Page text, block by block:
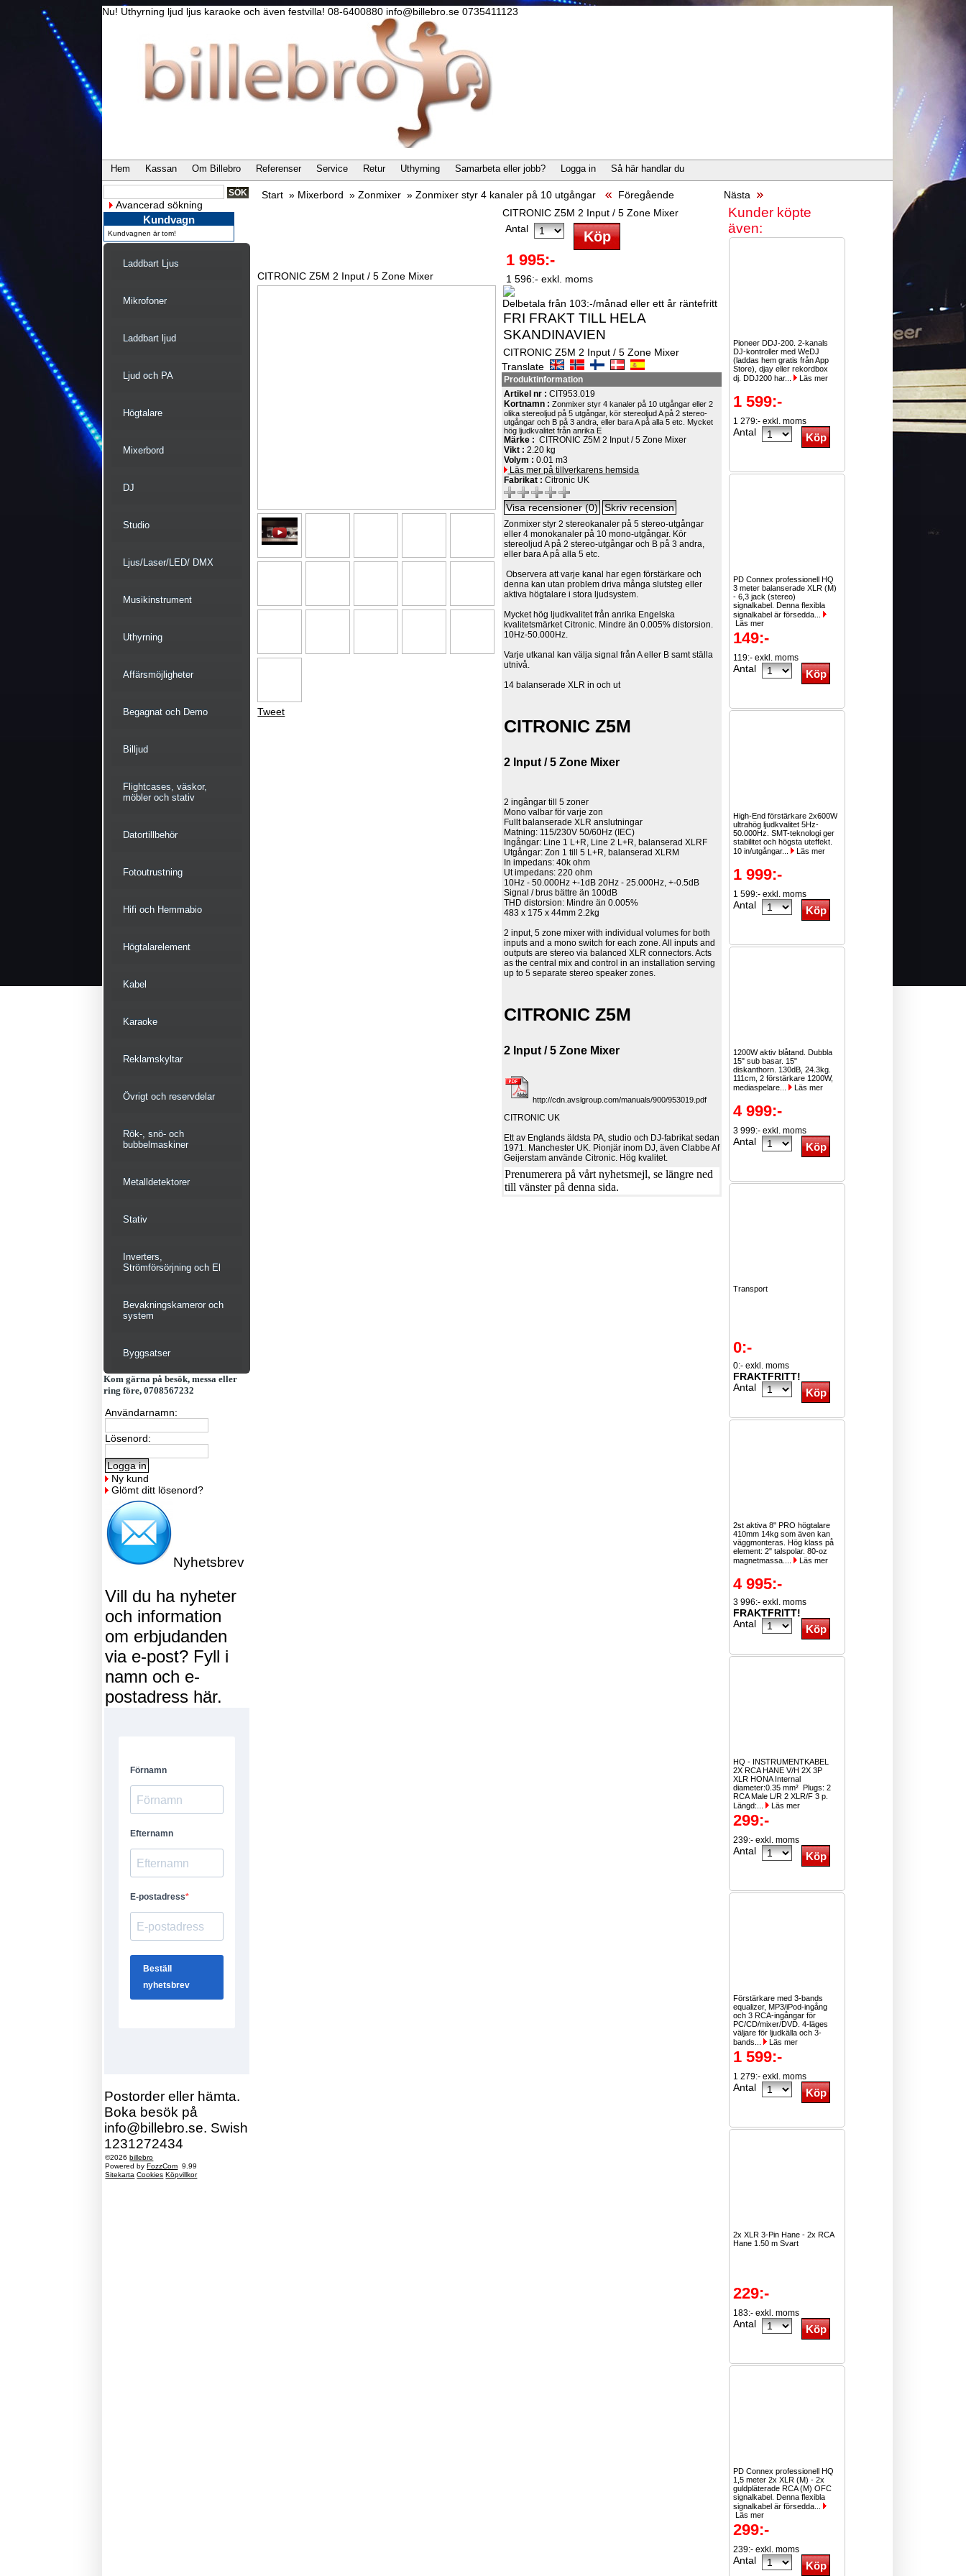
Nu! Uthyrning ljud ljus karaoke och även festvilla! 08-6400880 info@billebro.se 0735411123
Hem Kassan Om Billebro Referenser Service Retur Uthyrning Samarbeta eller jobb? Logga in Så här handlar du
Avancerad sökning
Kundvagn
Kundvagnen är tom!
Laddbart Ljus
Mikrofoner
Laddbart ljud
Ljud och PA
Högtalare
Mixerbord
DJ
Studio
Ljus/Laser/LED/ DMX
Musikinstrument
Uthyrning
Affärsmöjligheter
Begagnat och Demo
Billjud
Flightcases, väskor,
möbler och stativ
Datortillbehör
Fotoutrustning
Hifi och Hemmabio
Högtalarelement
Kabel
Karaoke
Reklamskyltar
Övrigt och reservdelar
Rök-, snö- och
bubbelmaskiner
Metalldetektorer
Stativ
Inverters,
Strömförsörjning och El
Bevakningskameror och
system
Byggsatser
Kom gärna på besök, messa eller
ring före, 0708567232
Användarnamn:
Lösenord:
Ny kund
Glömt ditt lösenord?
Nyhetsbrev
Vill du ha nyheter
och information
om erbjudanden
via e-post? Fyll i
namn och e-
postadress här.
Postorder eller hämta.
Boka besök på
info@billebro.se. Swish
1231272434
©2026billebro
Powered byFozzCom 9.99
Sitekarta Cookies Köpvillkor
Start » Mixerbord »Zonmixer »Zonmixer styr 4 kanaler på 10 utgångar Föregående Nästa
CITRONIC Z5M 2 Input / 5 Zone Mixer
Tweet
CITRONIC Z5M 2 Input / 5 Zone Mixer
Antal
1 995:-
1 596:- exkl. moms
Delbetala från 103:-/månad eller ett år räntefritt
FRI FRAKT TILL HELA
SKANDINAVIEN
CITRONIC Z5M 2 Input / 5 Zone Mixer
Translate
Produktinformation
Artikel nr :CIT953.019
Kortnamn :Zonmixer styr 4 kanaler på 10 utgångar eller 2
olika stereoljud på 5 utgångar, kör stereoljud A på 2 stereo-
utgångar och B på 3 andra, eller bara A på alla 5 etc. Mycket
hög ljudkvalitet från anrika E
Märke : CITRONIC Z5M 2 Input / 5 Zone Mixer
Vikt :2.20 kg
Volym :0.01 m3
Läs mer på tillverkarens hemsida
Fabrikat :Citronic UK
Zonmixer styr 2 stereokanaler på 5 stereo-utgångar
eller 4 monokanaler på 10 mono-utgångar. Kör
stereoljud A på 2 stereo-utgångar och B på 3 andra,
eller bara A på alla 5 etc.
Observera att varje kanal har egen förstärkare och
denna kan utan problem driva många slutsteg eller
aktiva högtalare i stora ljudsystem.
Mycket hög ljudkvalitet från anrika Engelska
kvalitetsmärket Citronic. Mindre än 0.005% distorsion.
10Hz-50.000Hz.
Varje utkanal kan välja signal från A eller B samt ställa
utnivå.
14 balanserade XLR in och ut
CITRONIC Z5M
2 Input / 5 Zone Mixer
2 ingångar till 5 zoner
Mono valbar för varje zon
Fullt balanserade XLR anslutningar
Matning: 115/230V 50/60Hz (IEC)
Ingångar: Line 1 L+R, Line 2 L+R, balanserad XLRF
Utgångar: Zon 1 till 5 L+R, balanserad XLRM
In impedans: 40k ohm
Ut impedans: 220 ohm
10Hz - 50.000Hz +-1dB 20Hz - 25.000Hz, +-0.5dB
Signal / brus bättre än 100dB
THD distorsion: Mindre än 0.005%
483 x 175 x 44mm 2.2kg
2 input, 5 zone mixer with individual volumes for both
inputs and a mono switch for each zone. All inputs and
outputs are stereo via balanced XLR connectors. Acts
as the central mix and control in an installation serving
up to 5 separate stereo speaker zones.
CITRONIC Z5M
2 Input / 5 Zone Mixer
http://cdn.avslgroup.com/manuals/900/953019.pdf
CITRONIC UK
Ett av Englands äldsta PA, studio och DJ-fabrikat sedan
1971. Manchester UK. Pionjär inom DJ, även Clabbe Af
Geijerstam använde Citronic. Hög kvalitet.
Prenumerera på vårt nyhetsmejl, se längre ned
till vänster på denna sida.
Kunder köpte
även:
Pioneer DDJ-200. 2-kanals
DJ-kontroller med WeDJ
(laddas hem gratis från App
Store), djay eller rekordbox
dj. DDJ200 har...
Läs mer
1 599:-
1 279:- exkl. moms
Antal
PD Connex professionell HQ
3 meter balanserade XLR (M)
- 6,3 jack (stereo)
signalkabel. Denna flexibla
signalkabel är försedda...
Läs mer
149:-
119:- exkl. moms
Antal
High-End förstärkare 2x600W
ultrahög ljudkvalitet 5Hz-
50.000Hz. SMT-teknologi ger
stabilitet och högsta uteffekt.
10 in/utgångar...
Läs mer
1 999:-
1 599:- exkl. moms
Antal
1200W aktiv blåtand. Dubbla
15" sub basar. 15"
diskanthorn. 130dB, 24.3kg.
111cm, 2 förstärkare 1200W,
mediaspelare...
Läs mer
4 999:-
3 999:- exkl. moms
Antal
Transport
0:-
0:- exkl. moms
FRAKTFRITT!
Antal
2st aktiva 8" PRO högtalare
410mm 14kg som även kan
väggmonteras. Hög klass på
element: 2" talspolar. 80-oz
magnetmassa....
Läs mer
4 995:-
3 996:- exkl. moms
FRAKTFRITT!
Antal
HQ - INSTRUMENTKABEL
2X RCA HANE V/H 2X 3P
XLR HONA Internal
diameter:0.35 mm² Plugs: 2
RCA Male L/R 2 XLR/F 3 p.
Längd:...
Läs mer
299:-
239:- exkl. moms
Antal
Förstärkare med 3-bands
equalizer, MP3/iPod-ingång
och 3 RCA-ingångar för
PC/CD/mixer/DVD. 4-läges
väljare för ljudkälla och 3-
bands...
Läs mer
1 599:-
1 279:- exkl. moms
Antal
2x XLR 3-Pin Hane - 2x RCA
Hane 1.50 m Svart
229:-
183:- exkl. moms
Antal
PD Connex professionell HQ
1,5 meter 2x XLR (M) - 2x
guldpläterade RCA (M) OFC
signalkabel. Denna flexibla
signalkabel är försedda...
Läs mer
299:-
239:- exkl. moms
Antal